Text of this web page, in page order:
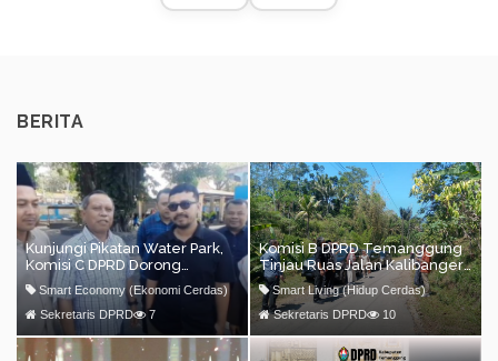
BERITA
Kunjungi Pikatan Water Park,
Komisi C DPRD Dorong
Pengembangan Wisata
Smart Economy (Ekonomi Cerdas)
Sekretaris DPRD
7
Komisi B DPRD Temanggung
Tinjau Ruas Jalan Kalibanger
(Ngadisepi)–Kemiriombo,
Dorong Percepatan
Penanganan Infrastruktur
Smart Living (Hidup Cerdas)
Sekretaris DPRD
10